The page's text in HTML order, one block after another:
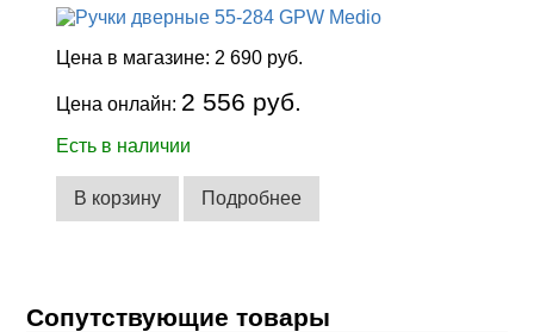
Цена в магазине: 2 690 руб.
Цена онлайн: 2 556 руб.
Есть в наличии
В корзину Подробнее
Сопутствующие товары